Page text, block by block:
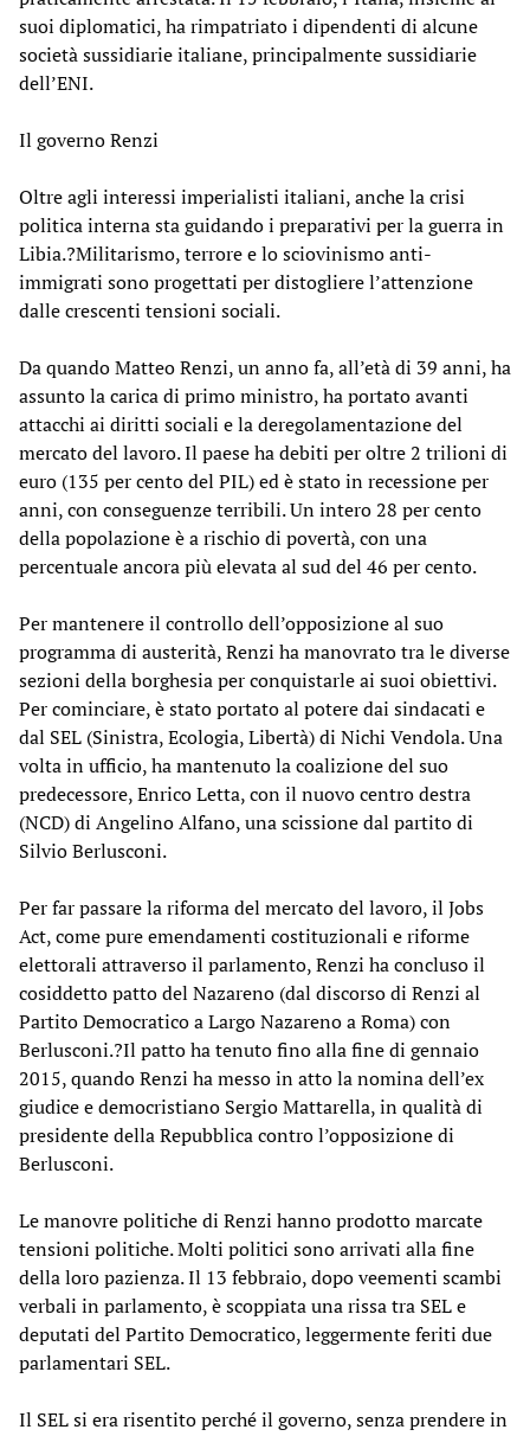
suoi diplomatici, ha rimpatriato i dipendenti di alcune
società sussidiarie italiane, principalmente sussidiarie
dell’ENI.
Il governo Renzi
Oltre agli interessi imperialisti italiani, anche la crisi
politica interna sta guidando i preparativi per la guerra in
Libia.?Militarismo, terrore e lo sciovinismo anti-
immigrati sono progettati per distogliere l’attenzione
dalle crescenti tensioni sociali.
Da quando Matteo Renzi, un anno fa, all’età di 39 anni, ha
assunto la carica di primo ministro, ha portato avanti
attacchi ai diritti sociali e la deregolamentazione del
mercato del lavoro. Il paese ha debiti per oltre 2 trilioni di
euro (135 per cento del PIL) ed è stato in recessione per
anni, con conseguenze terribili. Un intero 28 per cento
della popolazione è a rischio di povertà, con una
percentuale ancora più elevata al sud del 46 per cento.
Per mantenere il controllo dell’opposizione al suo
programma di austerità, Renzi ha manovrato tra le diverse
sezioni della borghesia per conquistarle ai suoi obiettivi.
Per cominciare, è stato portato al potere dai sindacati e
dal SEL (Sinistra, Ecologia, Libertà) di Nichi Vendola. Una
volta in ufficio, ha mantenuto la coalizione del suo
predecessore, Enrico Letta, con il nuovo centro destra
(NCD) di Angelino Alfano, una scissione dal partito di
Silvio Berlusconi.
Per far passare la riforma del mercato del lavoro, il Jobs
Act, come pure emendamenti costituzionali e riforme
elettorali attraverso il parlamento, Renzi ha concluso il
cosiddetto patto del Nazareno (dal discorso di Renzi al
Partito Democratico a Largo Nazareno a Roma) con
Berlusconi.?Il patto ha tenuto fino alla fine di gennaio
2015, quando Renzi ha messo in atto la nomina dell’ex
giudice e democristiano Sergio Mattarella, in qualità di
presidente della Repubblica contro l’opposizione di
Berlusconi.
Le manovre politiche di Renzi hanno prodotto marcate
tensioni politiche. Molti politici sono arrivati alla fine
della loro pazienza. Il 13 febbraio, dopo veementi scambi
verbali in parlamento, è scoppiata una rissa tra SEL e
deputati del Partito Democratico, leggermente feriti due
parlamentari SEL.
Il SEL si era risentito perché il governo, senza prendere in